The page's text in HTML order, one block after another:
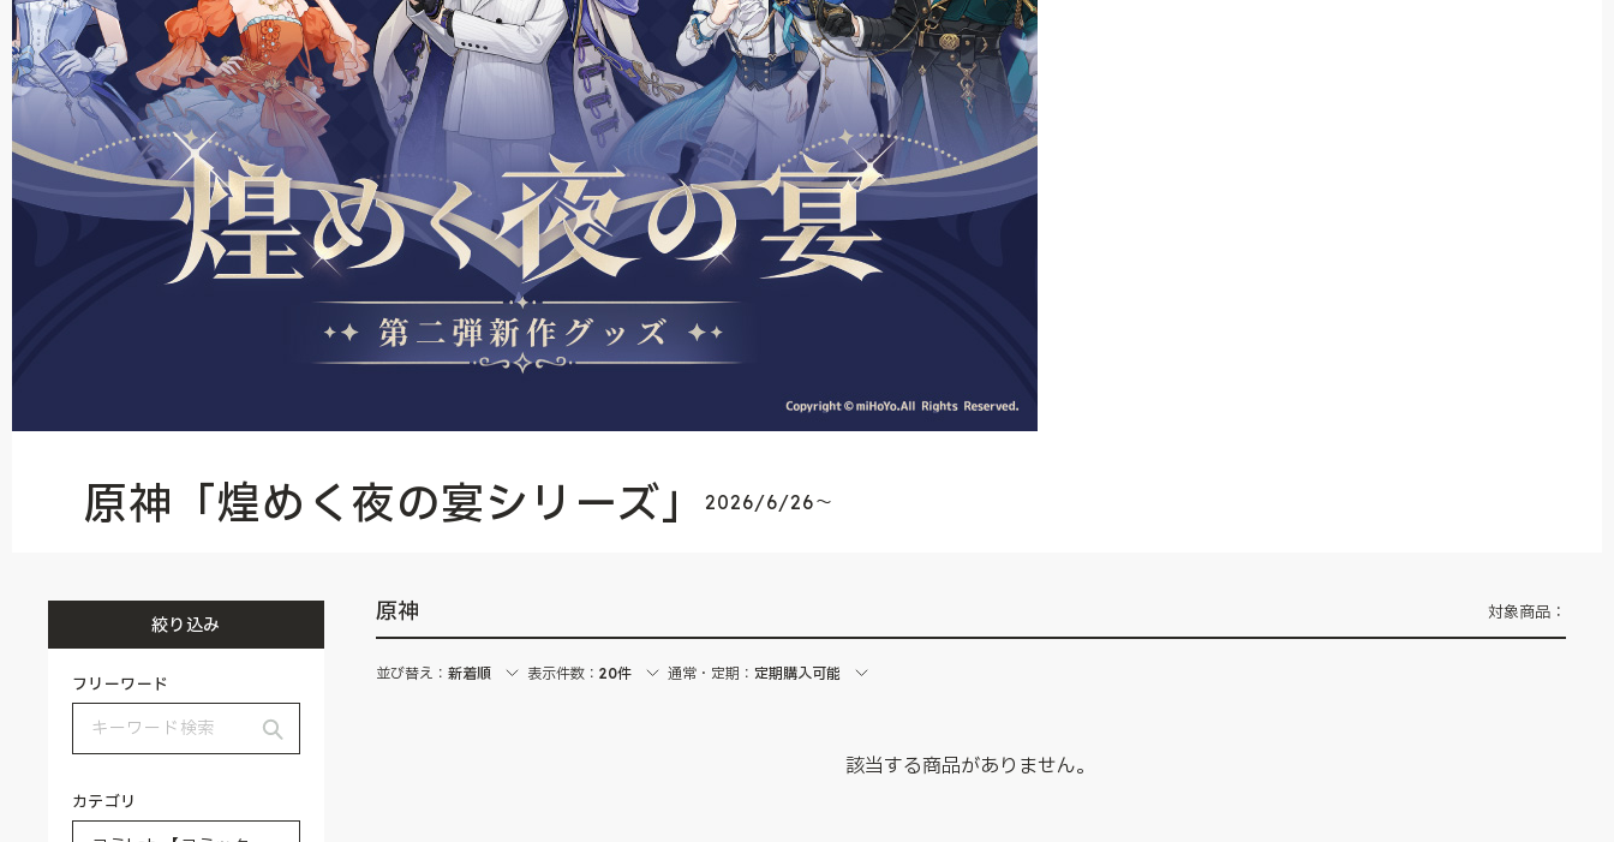
原神「煌めく夜の宴シリーズ」 2026/6/26～
絞り込み
フリーワード
カテゴリ
原神 対象商品：
並び替え： 新着順 表示件数： 20件 通常・定期： 定期購入可能
該当する商品がありません。